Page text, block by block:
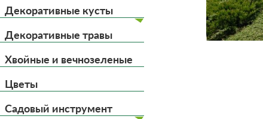
Декоративные кусты
Декоративные травы
Хвойные и вечнозеленые
Цветы
Садовый инструмент